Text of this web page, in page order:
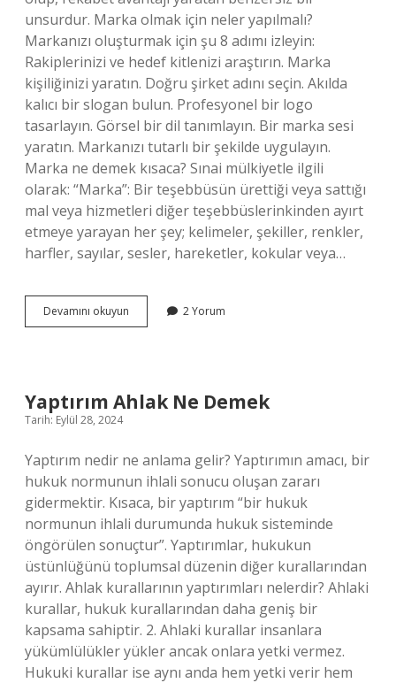
unsurdur. Marka olmak için neler yapılmalı?
Markanızı oluşturmak için şu 8 adımı izleyin:
Rakiplerinizi ve hedef kitlenizi araştırın. Marka
kişiliğinizi yaratın. Doğru şirket adını seçin. Akılda
kalıcı bir slogan bulun. Profesyonel bir logo
tasarlayın. Görsel bir dil tanımlayın. Bir marka sesi
yaratın. Markanızı tutarlı bir şekilde uygulayın.
Marka ne demek kısaca? Sınai mülkiyetle ilgili
olarak: “Marka”: Bir teşebbüsün ürettiği veya sattığı
mal veya hizmetleri diğer teşebbüslerinkinden ayırt
etmeye yarayan her şey; kelimeler, şekiller, renkler,
harfler, sayılar, sesler, hareketler, kokular veya…
Devamını okuyun
Olmak
2 Yorum
Yaptırım Ahlak Ne Demek
Tarih: Eylül 28, 2024
Yaptırım nedir ne anlama gelir? Yaptırımın amacı, bir
hukuk normunun ihlali sonucu oluşan zararı
gidermektir. Kısaca, bir yaptırım “bir hukuk
normunun ihlali durumunda hukuk sisteminde
öngörülen sonuçtur”. Yaptırımlar, hukukun
üstünlüğünü toplumsal düzenin diğer kurallarından
ayırır. Ahlak kurallarının yaptırımları nelerdir? Ahlaki
kurallar, hukuk kurallarından daha geniş bir
kapsama sahiptir. 2. Ahlaki kurallar insanlara
yükümlülükler yükler ancak onlara yetki vermez.
Hukuki kurallar ise aynı anda hem yetki verir hem